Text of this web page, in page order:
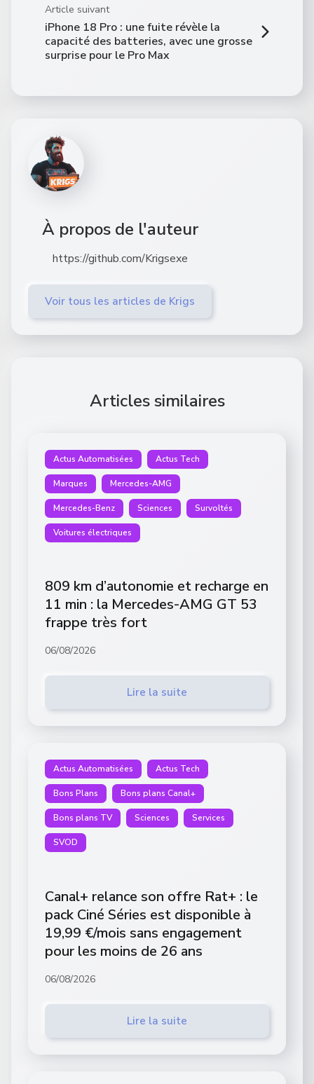
Article suivant
iPhone 18 Pro : une fuite révèle la
capacité des batteries, avec une grosse
surprise pour le Pro Max
À propos de l'auteur
https://github.com/Krigsexe
Voir tous les articles de Krigs
Articles similaires
Actus Automatisées Actus Tech
Marques Mercedes-AMG
Mercedes-Benz Sciences Survoltés
Voitures électriques
809 km d’autonomie et recharge en
11 min : la Mercedes-AMG GT 53
frappe très fort
06/08/2026
Lire la suite
Actus Automatisées Actus Tech
Bons Plans Bons plans Canal+
Bons plans TV Sciences Services
SVOD
Canal+ relance son offre Rat+ : le
pack Ciné Séries est disponible à
19,99 €/mois sans engagement
pour les moins de 26 ans
06/08/2026
Lire la suite